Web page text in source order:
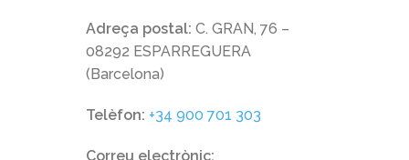
Adreça postal:C. GRAN, 76 –
08292 ESPARREGUERA
(Barcelona)
Telèfon: +34 900 701 303
Correu electrònic: